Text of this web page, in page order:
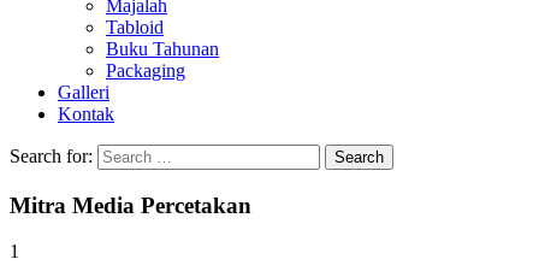
Majalah
Tabloid
Buku Tahunan
Packaging
Galleri
Kontak
Search for:
Mitra Media Percetakan
1